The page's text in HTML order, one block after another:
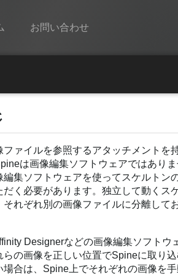
お問い合わせ
ランタイム
学ぶ
よくある質問
購入
ファイルを参照するアタッチメントを
は画像編集ソフトウェアではあり
集ソフトウェアを使ってスケルトン
だく必要があります。独立して動くス
それぞれ別の画像ファイルに分離して
Designerなどの画像編集ソフトウ
らの画像を正しい位置でSpineに取り
場合は、Spine上でそれぞれの画像を